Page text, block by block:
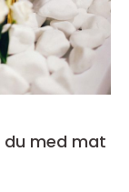
du med mat